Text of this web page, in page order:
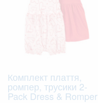
Комплект плаття,
ромпер, трусики 2-
Pack Dress & Romper